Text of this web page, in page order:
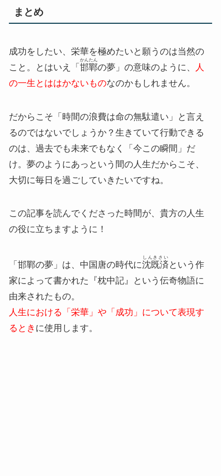
まとめ
成功をしたい、栄華を極めたいと願うのは当然の
こと。とはいえ「 邯鄲
かんたん
の夢」の意味のように、
人
の一生とははかないものなのかもしれません。
だからこそ「時間の浪費は命の無駄遣い」と言え
るのではないでしょうか？生きていて行動できる
のは、過去でも未来でもなく「今この瞬間」だ
け。夢のようにあっという間の人生だからこそ、
大切に毎日を過ごしていきたいですね。
この記事を読んでくださった時間が、貴方の人生
の役に立ちますように！
「邯鄲の夢」は、中国唐の時代に沈既済
しんきさい
という作
家によって書かれた『枕中記』という伝奇物語に
由来されたもの。
人生における「栄華」や「成功」について表現す
るとき に使用します。